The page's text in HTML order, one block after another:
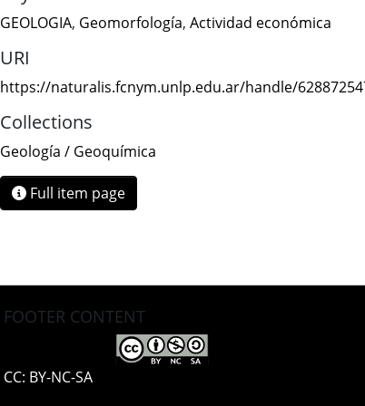
GEOLOGIA, Geomorfología, Actividad económica
URI
https://naturalis.fcnym.unlp.edu.ar/handle/
Collections
Geología / Geoquímica
Full item page
FOOTER CONTENT
CC: BY-NC-SA